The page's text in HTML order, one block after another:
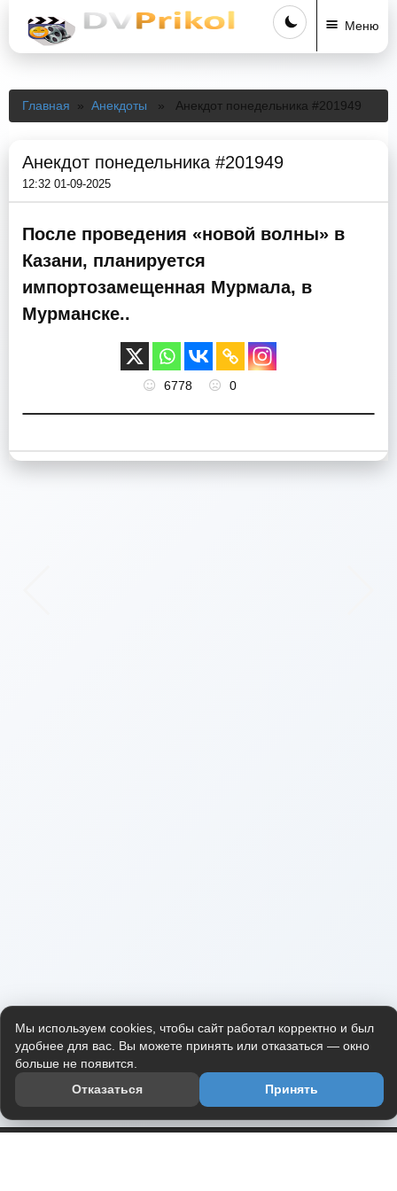
Меню
Главная » Анекдоты » Анекдот понедельника #201949
Анекдот понедельника #201949
12:32 01-09-2025
После проведения «новой волны» в
Казани, планируется
импортозамещенная Мурмала, в
Мурманске..
6778 0
Мы используем cookies, чтобы сайт работал корректно и был
удобнее для вас. Вы можете принять или отказаться — окно
больше не появится.
Отказаться
Принять